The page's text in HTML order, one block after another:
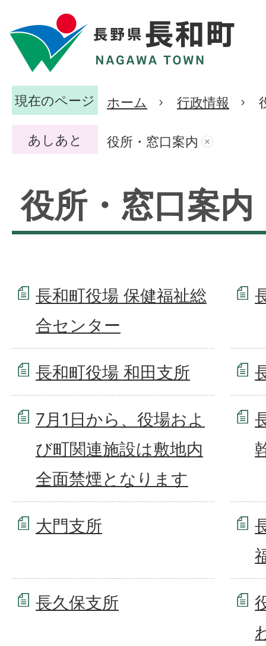
現在のページ ホーム 行政情報
あしあと 役所・窓口案内
役所・窓口案内
長和町役場 保健福祉総
合センター
長和町役場 和田支所
7月1日から、役場およ
び町関連施設は敷地内
全面禁煙となります
大門支所
長久保支所